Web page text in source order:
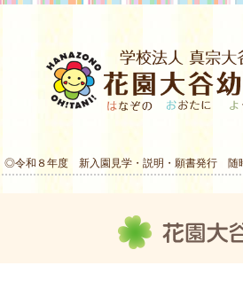
◎令和８年度 新入園見学・説明・願書発行 随